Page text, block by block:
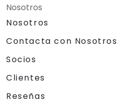
Nosotros
Nosotros
Contacta con Nosotros
Socios
Clientes
Reseñas